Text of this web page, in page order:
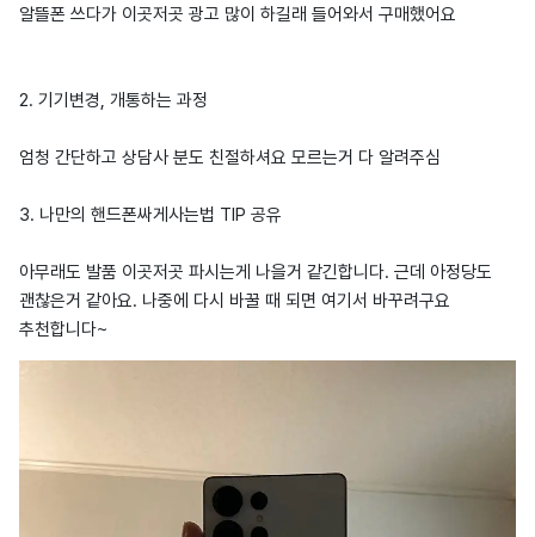
알뜰폰 쓰다가 이곳저곳 광고 많이 하길래 들어와서 구매했어요
2. 기기변경, 개통하는 과정
엄청 간단하고 상담사 분도 친절하셔요 모르는거 다 알려주심
3. 나만의 핸드폰싸게사는법 TIP 공유
아무래도 발품 이곳저곳 파시는게 나을거 같긴합니다. 근데 아정당도
괜찮은거 같아요. 나중에 다시 바꿀 때 되면 여기서 바꾸려구요
추천합니다~